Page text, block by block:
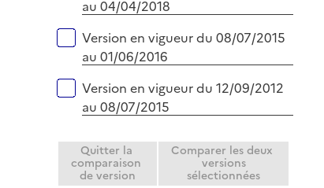
au 04/04/2018
Version en vigueur du 08/07/2015
au 01/06/2016
Version en vigueur du 12/09/2012
au 08/07/2015
Quitter la
comparaison
de version
Comparer les deux
versions
sélectionnées